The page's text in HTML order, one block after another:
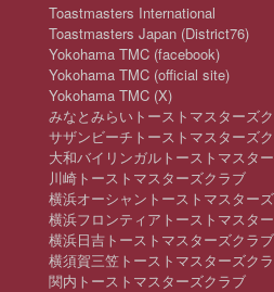
Toastmasters International
Toastmasters Japan (District76)
Yokohama TMC (facebook)
Yokohama TMC (official site)
Yokohama TMC (X)
みなとみらいトーストマスターズ
サザンビーチトーストマスターズ
大和バイリンガルトーストマスタ
川崎トーストマスターズクラブ
横浜オーシャントーストマスター
横浜フロンティアトーストマスタ
横浜日吉トーストマスターズクラブ
横須賀三笠トーストマスターズク
関内トーストマスターズクラブ